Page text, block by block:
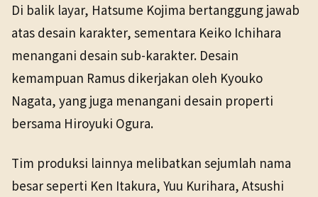
Di balik layar, Hatsume Kojima bertanggung jawab
atas desain karakter, sementara Keiko Ichihara
menangani desain sub-karakter. Desain
kemampuan Ramus dikerjakan oleh Kyouko
Nagata, yang juga menangani desain properti
bersama Hiroyuki Ogura.
Tim produksi lainnya melibatkan sejumlah nama
besar seperti Ken Itakura, Yuu Kurihara, Atsushi